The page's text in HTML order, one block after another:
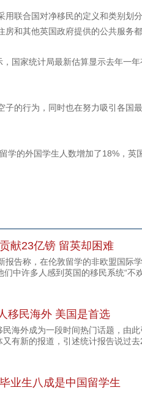
联合国对净移民的定义和类别划
和其他英国政府提供的公共服务都
家统计局最新估算显示去年一年
的行为，同时也在努力吸引各国
的外国学生人数增加了18%，英
献23亿镑 留英却困难
告称，在伦敦留学的非欧盟国际
中许多人感到英国的移民系统“不欢
移民海外 美国是首选
海外成为一段时间热门话题，由
又有新的报道，引述统计报告说过
业生八成是中国留学生